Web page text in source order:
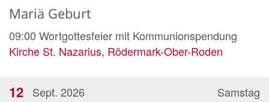
Mariä Geburt
09:00 Wortgottesfeier mit Kommunionspendung
Kirche St. Nazarius, Rödermark-Ober-Roden
Samstag
12
Sept. 2026